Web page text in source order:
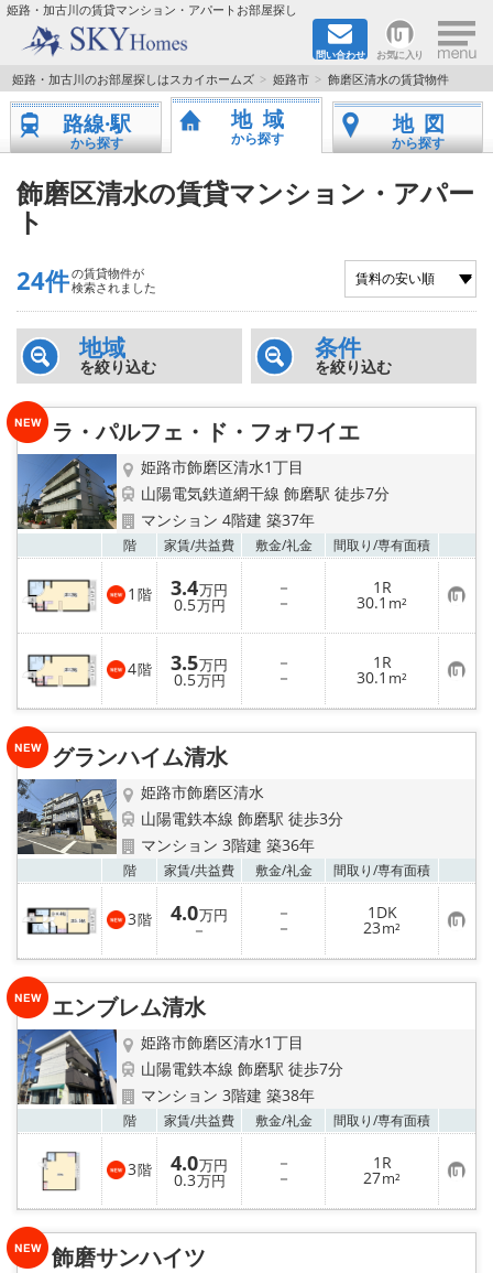
姫路・加古川の賃貸マンション・アパートお部屋探し
問い合わせ お気に入り ×
TOPページ
都市ガス·オール電化
☆新築物件☆
☆敷金＆礼金0円物件☆
☆ペット飼育可能物件☆
☆ネット無料☆
地域から探す
地図から探す
スタッフ紹介
店舗情報·アクセス
会社概要
メールでお問い合わせ
姫路・加古川のお部屋探しはスカイホームズ 姫路市 飾磨区清水の賃貸物件
路線·駅
から探す
地域
から探す
地図
から探す
飾磨区清水の賃貸マンション・アパー
ト
24件の賃貸物件が
検索されました
地域
を絞り込む
条件
を絞り込む
ラ・パルフェ・ド・フォワイエ
姫路市飾磨区清水1丁目
山陽電気鉄道網干線 飾磨駅 徒歩7分
マンション 4階建 築37年
階 家賃/共益費 敷金/礼金 間取り/専有面積
1 階 3.4万円
0.5万円
－
－
1R
30.1 m² お
気
に
入
り
登
録
4階 3.5万円
0.5万円
－
－
1R
30.1 m² お
気
に
り
グランハイム清水
姫路市飾磨区清水
山陽電鉄本線 飾磨駅 徒歩3分
マンション 3階建 築36年
階 家賃/共益費 敷金/礼金 間取り/専有面積
3階 4.0万円
－
－
－
1DK
23m² お
気
に
り
エンブレム清水
姫路市飾磨区清水1丁目
山陽電鉄本線 飾磨駅 徒歩7分
マンション 3階建 築38年
階 家賃/共益費 敷金/礼金 間取り/専有面積
3階 4.0万円
0.3万円
－
－
1R
27m² お
気
に
り
飾磨サンハイツ